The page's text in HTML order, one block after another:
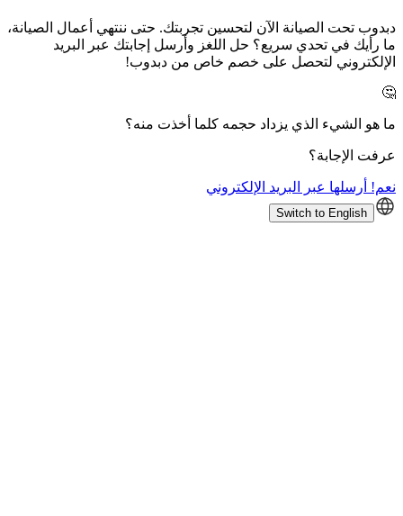
دبدوب تحت الصيانة الآن لتحسين تجربتك. حتى ننتهي أعمال الصيانة،
ما رأيك في تحدي سريع؟ حل اللغز وأرسل إجابتك عبر البريد
الإلكتروني لتحصل على خصم خاص من دبدوب!
🤔
ما هو الشيء الذي يزداد حجمه كلما أخذت منه؟
عرفت الإجابة؟
نعم! أرسلها عبر البريد الإلكتروني
Switch to English